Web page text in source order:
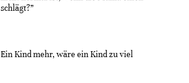
schlägt?”
Ein Kind mehr, wäre ein Kind zu viel